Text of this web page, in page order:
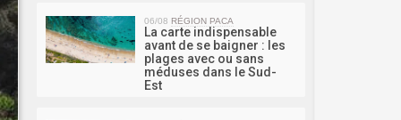
06/08 RÉGION PACA
La carte indispensable
avant de se baigner : les
plages avec ou sans
méduses dans le Sud-
Est